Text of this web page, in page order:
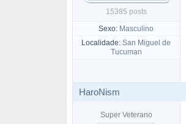
15385 posts
Sexo: Masculino
Localidade: San Miguel de
Tucuman
HaroNism
Super Veterano